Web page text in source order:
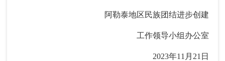
阿勒泰地区民族团结进步创建
工作领导小组办公室
2023年11月21日